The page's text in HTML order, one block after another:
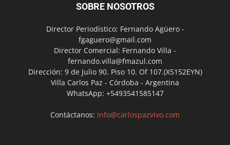
SOBRE NOSOTROS
Director Periodístico: Fernando Agüero -
fgaguero@gmail.com
Director Comercial: Fernando Villa -
fernando.villa@fmazul.com
Dirección: 9 de Julio 90. Piso 10. Of 107.(X5152EYN)
Villa Carlos Paz - Córdoba - Argentina
WhatsApp: +5493541585147
Contáctanos: info@carlospazvivo.com